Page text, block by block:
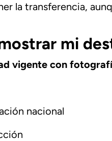
la transferencia,
mi
vigente con
nacional